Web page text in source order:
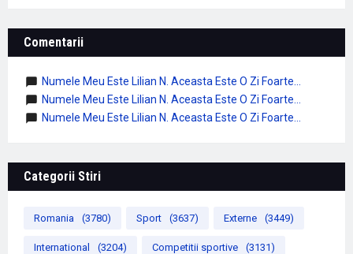
Comentarii
Numele Meu Este Lilian N. Aceasta Este O Zi Foarte...
Numele Meu Este Lilian N. Aceasta Este O Zi Foarte...
Numele Meu Este Lilian N. Aceasta Este O Zi Foarte...
Categorii Stiri
Romania (3780) Sport (3637) Externe (3449)
International (3204) Competitii sportive (3131)